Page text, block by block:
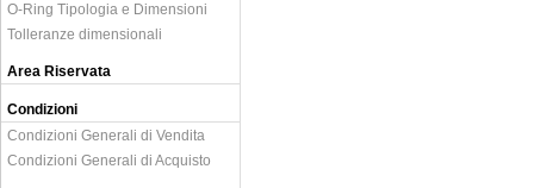
O-Ring Tipologia e Dimensioni
Tolleranze dimensionali
Area Riservata
Condizioni
Condizioni Generali di Vendita
Condizioni Generali di Acquisto